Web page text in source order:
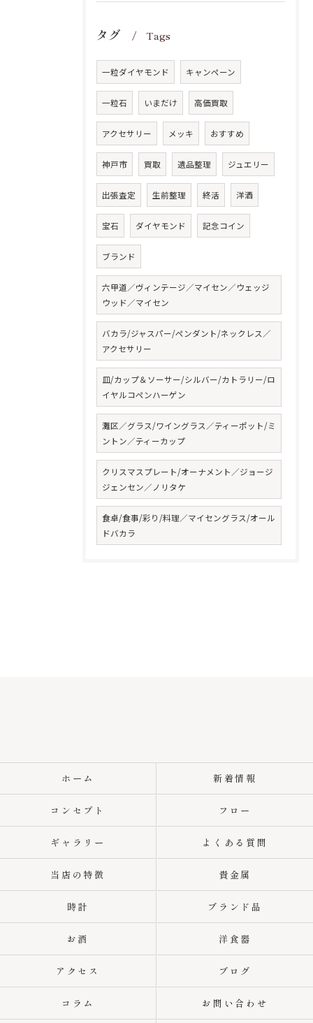
タグ Tags
一粒ダイヤモンド キャンペーン
一粒石 いまだけ 高価買取
アクセサリー メッキ おすすめ
神戸市 買取 遺品整理 ジュエリー
出張査定 生前整理 終活 洋酒
宝石 ダイヤモンド 記念コイン
ブランド
六甲道／ヴィンテージ／マイセン／ウェッジ
ウッド／マイセン
バカラ/ジャスパー/ペンダント/ネックレス／
アクセサリー
皿/カップ＆ソーサー/シルバー/カトラリー/ロ
イヤルコペンハーゲン
灘区／グラス/ワイングラス／ティーポット/ミ
ントン／ティーカップ
クリスマスプレート/オーナメント／ジョージ
ジェンセン／ノリタケ
食卓/食事/彩り/料理／マイセングラス/オール
ドバカラ
ホーム 新着情報
コンセプト フロー
ギャラリー よくある質問
当店の特徴 貴金属
時計 ブランド品
お酒 洋食器
アクセス ブログ
コラム お問い合わせ